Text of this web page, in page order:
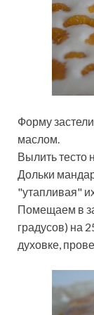
Форму
маслом.
Вылить тесто
Дольки
"утапливая"
Помещаем в
градусов) на
духовке,